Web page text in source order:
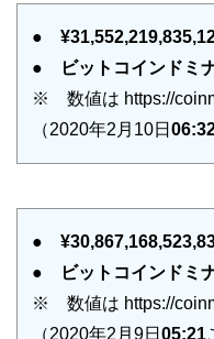
●
●
ビットコインドミ
※ 数値は https://
（2020年2月10日
●
●
ビットコインドミ
※ 数値は https://
（2020年2月9日 05:21